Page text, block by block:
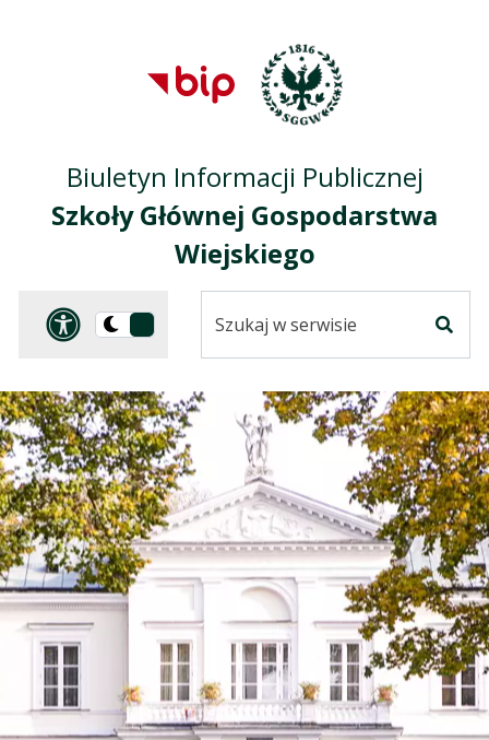
Przejdź do
głównego menu
Przejdź do treści
Przejdź do mapy
serwisu
Biuletyn Informacji Publicznej
Szkoły Głównej Gospodarstwa
Wiejskiego
Panel dostosowania
Przełącz
ciemną
serwisie